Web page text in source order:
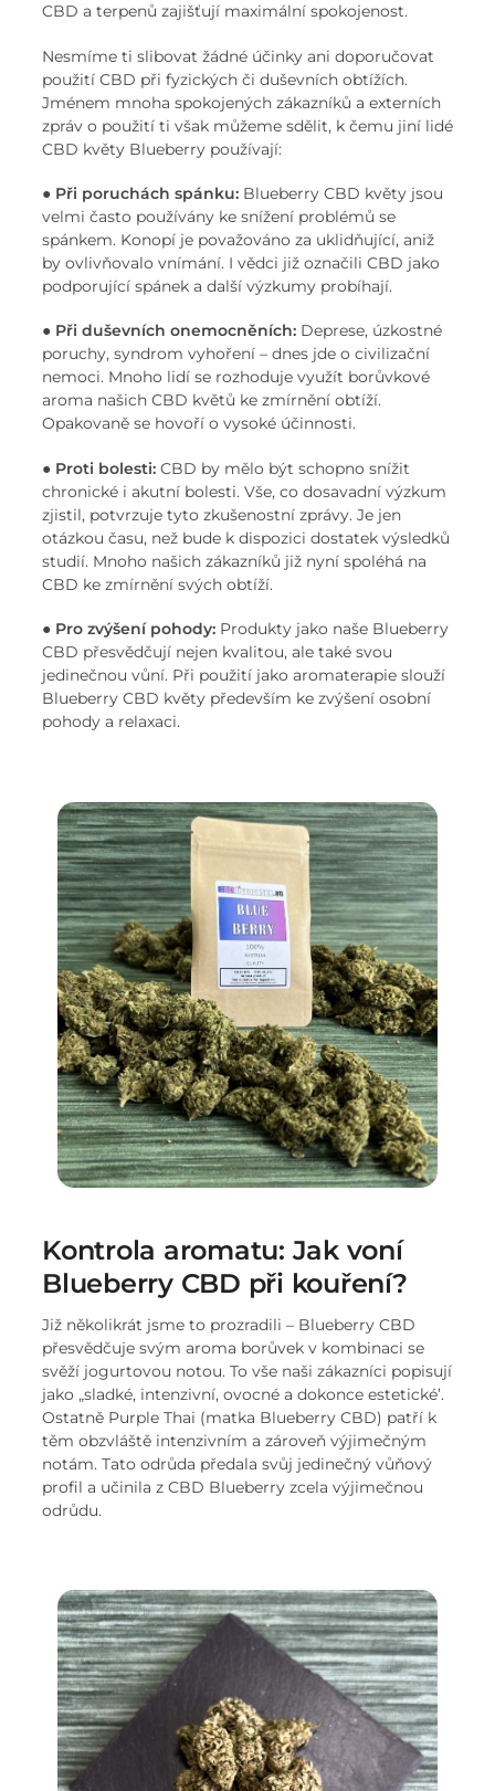
CBD a terpenů zajišťují maximální spokojenost.
Nesmíme ti slibovat žádné účinky ani doporučovat
použití CBD při fyzických či duševních obtížích.
Jménem mnoha spokojených zákazníků a externích
zpráv o použití ti však můžeme sdělit, k čemu jiní lidé
CBD květy Blueberry používají:
● Při poruchách spánku: Blueberry CBD květy jsou
velmi často používány ke snížení problémů se
spánkem. Konopí je považováno za uklidňující, aniž
by ovlivňovalo vnímání. I vědci již označili CBD jako
podporující spánek a další výzkumy probíhají.
● Při duševních onemocněních: Deprese, úzkostné
poruchy, syndrom vyhoření – dnes jde o civilizační
nemoci. Mnoho lidí se rozhoduje využít borůvkové
aroma našich CBD květů ke zmírnění obtíží.
Opakovaně se hovoří o vysoké účinnosti.
● Proti bolesti: CBD by mělo být schopno snížit
chronické i akutní bolesti. Vše, co dosavadní výzkum
zjistil, potvrzuje tyto zkušenostní zprávy. Je jen
otázkou času, než bude k dispozici dostatek výsledků
studií. Mnoho našich zákazníků již nyní spoléhá na
CBD ke zmírnění svých obtíží.
● Pro zvýšení pohody: Produkty jako naše Blueberry
CBD přesvědčují nejen kvalitou, ale také svou
jedinečnou vůní. Při použití jako aromaterapie slouží
Blueberry CBD květy především ke zvýšení osobní
pohody a relaxaci.
Kontrola aromatu: Jak voní
Blueberry CBD při kouření?
Již několikrát jsme to prozradili – Blueberry CBD
přesvědčuje svým aroma borůvek v kombinaci se
svěží jogurtovou notou. To vše naši zákazníci popisují
jako „sladké, intenzivní, ovocné a dokonce estetické’.
Ostatně Purple Thai (matka Blueberry CBD) patří k
těm obzvláště intenzivním a zároveň výjimečným
notám. Tato odrůda předala svůj jedinečný vůňový
profil a učinila z CBD Blueberry zcela výjimečnou
odrůdu.